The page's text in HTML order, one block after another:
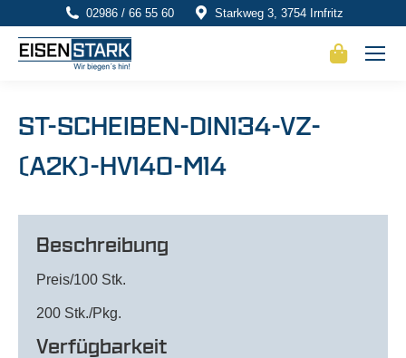
02986 / 66 55 60 Starkweg 3, 3754 Irnfritz
ST-SCHEIBEN-DIN134-VZ-
(A2K)-HV140-M14
Beschreibung
Preis/100 Stk.
200 Stk./Pkg.
Verfügbarkeit